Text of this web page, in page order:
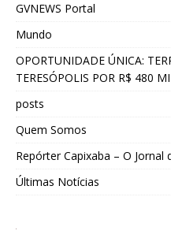
GVNEWS Portal
Mundo
OPORTUNIDADE ÚNICA:
TERESÓPOLIS POR R$ 480
posts
Quem Somos
Repórter Capixaba – O Jornal
Últimas Notícias